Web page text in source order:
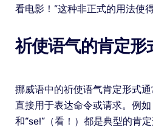
看电影！”这种非正式的用法使
祈使语气的肯定形
挪威语中的祈使语气肯定形式通
直接用于表达命令或请求。例如
和“se!”（看！）都是典型的肯